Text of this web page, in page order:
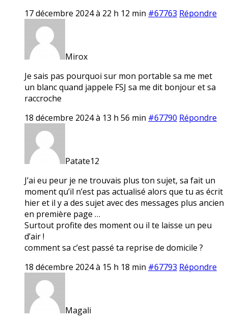
17 décembre 2024 à 22 h 12 min #67763 Répondre
Mirox
Je sais pas pourquoi sur mon portable sa me met
un blanc quand jappele FSJ sa me dit bonjour et sa
raccroche
18 décembre 2024 à 13 h 56 min #67790 Répondre
Patate12
J’ai eu peur je ne trouvais plus ton sujet, sa fait un
moment qu’il n’est pas actualisé alors que tu as écrit
hier et il y a des sujet avec des messages plus ancien
en première page …
Surtout profite des moment ou il te laisse un peu
d’air !
comment sa c’est passé ta reprise de domicile ?
18 décembre 2024 à 15 h 18 min #67793 Répondre
Magali